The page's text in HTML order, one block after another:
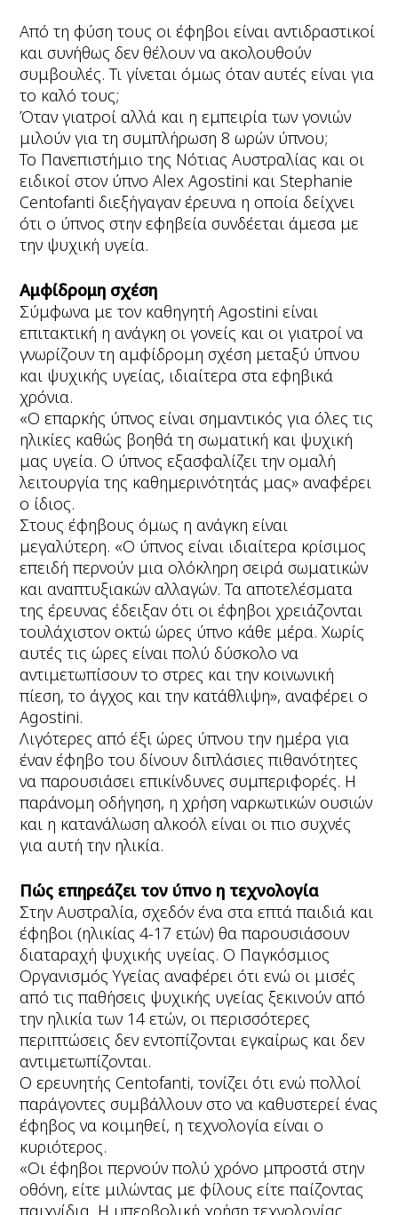
Από τη φύση τους οι έφηβοι είναι αντιδραστικοί
και συνήθως δεν θέλουν να ακολουθούν
συμβουλές. Τι γίνεται όμως όταν αυτές είναι για
το καλό τους;
Όταν γιατροί αλλά και η εμπειρία των γονιών
μιλούν για τη συμπλήρωση 8 ωρών ύπνου;
Το Πανεπιστήμιο της Νότιας Αυστραλίας και οι
ειδικοί στον ύπνο Alex Agostini και Stephanie
Centofanti διεξήγαγαν έρευνα η οποία δείχνει
ότι ο ύπνος στην εφηβεία συνδέεται άμεσα με
την ψυχική υγεία.
Αμφίδρομη σχέση
Σύμφωνα με τον καθηγητή Agostini είναι
επιτακτική η ανάγκη οι γονείς και οι γιατροί να
γνωρίζουν τη αμφίδρομη σχέση μεταξύ ύπνου
και ψυχικής υγείας, ιδιαίτερα στα εφηβικά
χρόνια.
«Ο επαρκής ύπνος είναι σημαντικός για όλες τις
ηλικίες καθώς βοηθά τη σωματική και ψυχική
μας υγεία. Ο ύπνος εξασφαλίζει την ομαλή
λειτουργία της καθημερινότητάς μας» αναφέρει
ο ίδιος.
Στους έφηβους όμως η ανάγκη είναι
μεγαλύτερη. «Ο ύπνος είναι ιδιαίτερα κρίσιμος
επειδή περνούν μια ολόκληρη σειρά σωματικών
και αναπτυξιακών αλλαγών. Τα αποτελέσματα
της έρευνας έδειξαν ότι οι έφηβοι χρειάζονται
τουλάχιστον οκτώ ώρες ύπνο κάθε μέρα. Χωρίς
αυτές τις ώρες είναι πολύ δύσκολο να
αντιμετωπίσουν το στρες και την κοινωνική
πίεση, το άγχος και την κατάθλιψη», αναφέρει ο
Agostini.
Λιγότερες από έξι ώρες ύπνου την ημέρα για
έναν έφηβο του δίνουν διπλάσιες πιθανότητες
να παρουσιάσει επικίνδυνες συμπεριφορές. Η
παράνομη οδήγηση, η χρήση ναρκωτικών ουσιών
και η κατανάλωση αλκοόλ είναι οι πιο συχνές
για αυτή την ηλικία.
Πώς επηρεάζει τον ύπνο η τεχνολογία
Στην Αυστραλία, σχεδόν ένα στα επτά παιδιά και
έφηβοι (ηλικίας 4-17 ετών) θα παρουσιάσουν
διαταραχή ψυχικής υγείας. Ο Παγκόσμιος
Οργανισμός Υγείας αναφέρει ότι ενώ οι μισές
από τις παθήσεις ψυχικής υγείας ξεκινούν από
την ηλικία των 14 ετών, οι περισσότερες
περιπτώσεις δεν εντοπίζονται εγκαίρως και δεν
αντιμετωπίζονται.
Ο ερευνητής Centofanti, τονίζει ότι ενώ πολλοί
παράγοντες συμβάλλουν στο να καθυστερεί ένας
έφηβος να κοιμηθεί, η τεχνολογία είναι ο
κυριότερος.
«Οι έφηβοι περνούν πολύ χρόνο μπροστά στην
οθόνη, είτε μιλώντας με φίλους είτε παίζοντας
παιχνίδια. Η υπερβολική χρήση τεχνολογίας